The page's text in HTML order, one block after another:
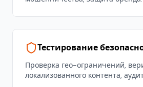
Тестирование
Проверка гео-ограничений,
локализованного контента,